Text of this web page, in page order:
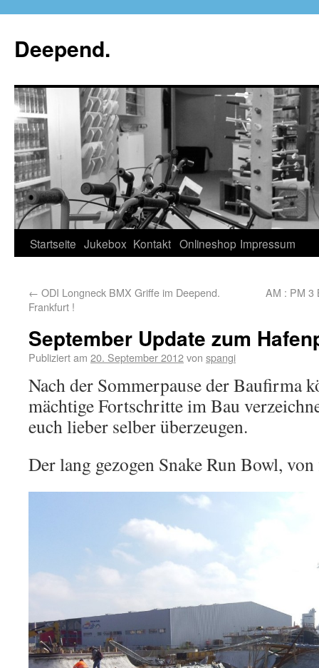
Deepend.
Startseite Jukebox Kontakt Onlineshop Impressum
← ODI Longneck BMX Griffe im Deepend.
Frankfurt !
AM : PM 3
September Update zum
Publiziert am 20. September 2012von spangi
Nach der Sommerpause der Baufirma
mächtige Fortschritte im Bau
euch lieber selber überzeugen.
Der lang gezogen Snake Run Bowl,